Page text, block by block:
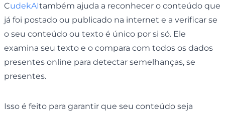
CudekAItambém ajuda a reconhecer o conteúdo que
já foi postado ou publicado na internet e a verificar se
o seu conteúdo ou texto é único por si só. Ele
examina seu texto e o compara com todos os dados
presentes online para detectar semelhanças, se
presentes.
Isso é feito para garantir que seu conteúdo seja